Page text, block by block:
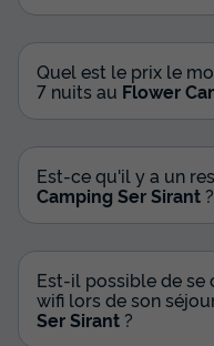
MOBILHOME 6
Confort Riviera
terrasse semi-
Annulation gratuite
Surface
Adultes
Quel est le prix le
7 nuits au Flower
Est-ce qu'il y a un
Camping Ser Sirant ?
Est-il possible de se
wifi lors de son
Ser Sirant ?